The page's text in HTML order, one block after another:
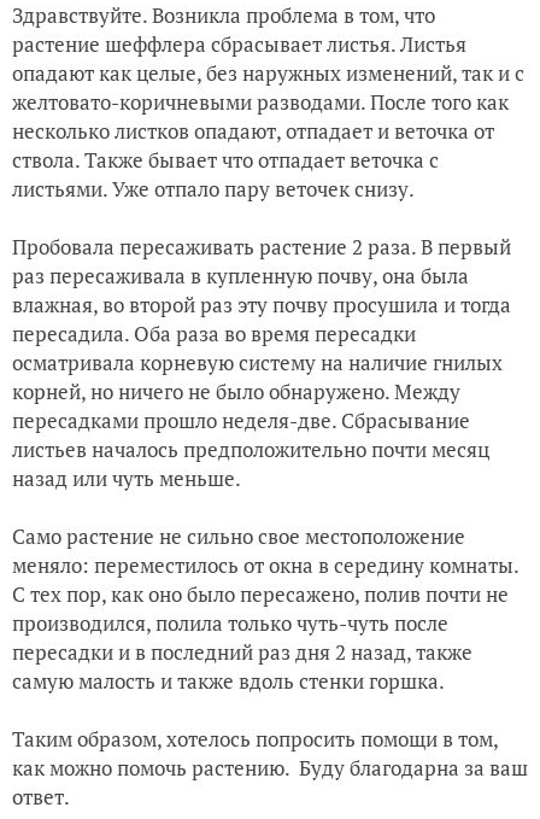
Здравствуйте. Возникла проблема в том, что
растение шеффлера сбрасывает листья. Листья
опадают как целые, без наружных изменений, так и с
желтовато-коричневыми разводами. После того как
несколько листков опадают, отпадает и веточка от
ствола. Также бывает что отпадает веточка с
листьями. Уже отпало пару веточек снизу.
Пробовала пересаживать растение 2 раза. В первый
раз пересаживала в купленную почву, она была
влажная, во второй раз эту почву просушила и тогда
пересадила. Оба раза во время пересадки
осматривала корневую систему на наличие гнилых
корней, но ничего не было обнаружено. Между
пересадками прошло неделя-две. Сбрасывание
листьев началось предположительно почти месяц
назад или чуть меньше.
Само растение не сильно свое местоположение
меняло: переместилось от окна в середину комнаты.
С тех пор, как оно было пересажено, полив почти не
производился, полила только чуть-чуть после
пересадки и в последний раз дня 2 назад, также
самую малость и также вдоль стенки горшка.
Таким образом, хотелось попросить помощи в том,
как можно помочь растению. Буду благодарна за ваш
ответ.